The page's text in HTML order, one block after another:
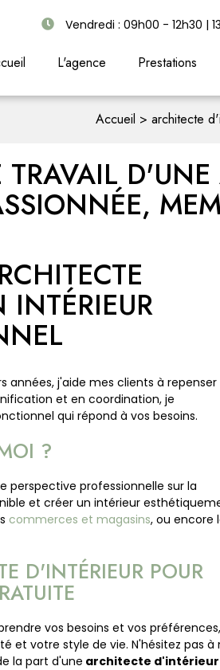
Vendredi : 09h00 - 12h30 |
L'agence Prestations
Accueil architecte
INTÉRIEUR
années, j'aide mes clients à repenser
et en coordination, je
qui répond à vos besoins.
?
perspective professionnelle sur la
et créer un intérieur
commerces et magasins, ou encore
D'INTÉRIEUR POUR
vos besoins et vos préférences,
et votre style de vie. N'hésitez pas à
la part d'une architecte d'intérieur